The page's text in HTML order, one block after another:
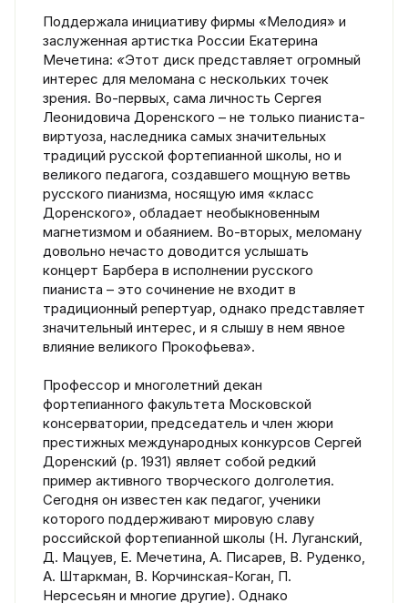
Поддержала инициативу фирмы «Мелодия» и
заслуженная артистка России Екатерина
Мечетина: «Этот диск представляет огромный
интерес для меломана с нескольких точек
зрения. Во-первых, сама личность Сергея
Леонидовича Доренского – не только пианиста-
виртуоза, наследника самых значительных
традиций русской фортепианной школы, но и
великого педагога, создавшего мощную ветвь
русского пианизма, носящую имя «класс
Доренского», обладает необыкновенным
магнетизмом и обаянием. Во-вторых, меломану
довольно нечасто доводится услышать
концерт Барбера в исполнении русского
пианиста – это сочинение не входит в
традиционный репертуар, однако представляет
значительный интерес, и я слышу в нем явное
влияние великого Прокофьева».
Профессор и многолетний декан
фортепианного факультета Московской
консерватории, председатель и член жюри
престижных международных конкурсов Сергей
Доренский (р. 1931) являет собой редкий
пример активного творческого долголетия.
Сегодня он известен как педагог, ученики
которого поддерживают мировую славу
российской фортепианной школы (Н. Луганский,
Д. Мацуев, Е. Мечетина, А. Писарев, В. Руденко,
А. Штаркман, В. Корчинская-Коган, П.
Нерсесьян и многие другие). Однако